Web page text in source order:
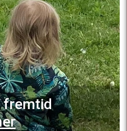
fremtid